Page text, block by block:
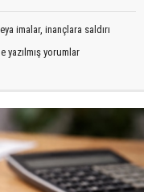
imalar, inançlara saldırı
yazılmış yorumlar